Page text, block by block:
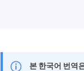
본 한국어 번역